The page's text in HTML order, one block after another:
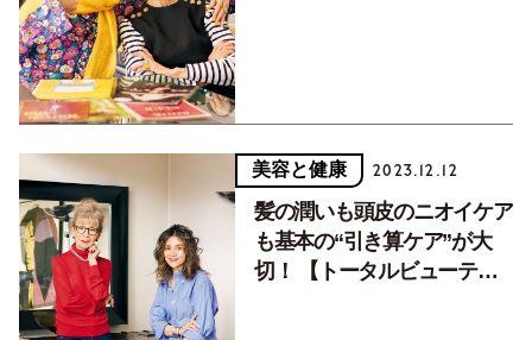
美容と健康 2023.12.12
髪の潤いも頭皮のニオイケア
も基本の“引き算ケア”が大
切！ 【トータルビューティ